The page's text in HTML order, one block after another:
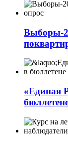
Выборы-
«Единая